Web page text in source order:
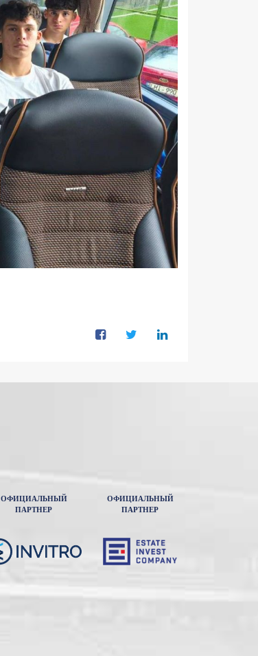
ОФИЦИАЛЬНЫЙ
ПАРТНЕР
ОФИЦИАЛЬНЫЙ
ПАРТНЕР